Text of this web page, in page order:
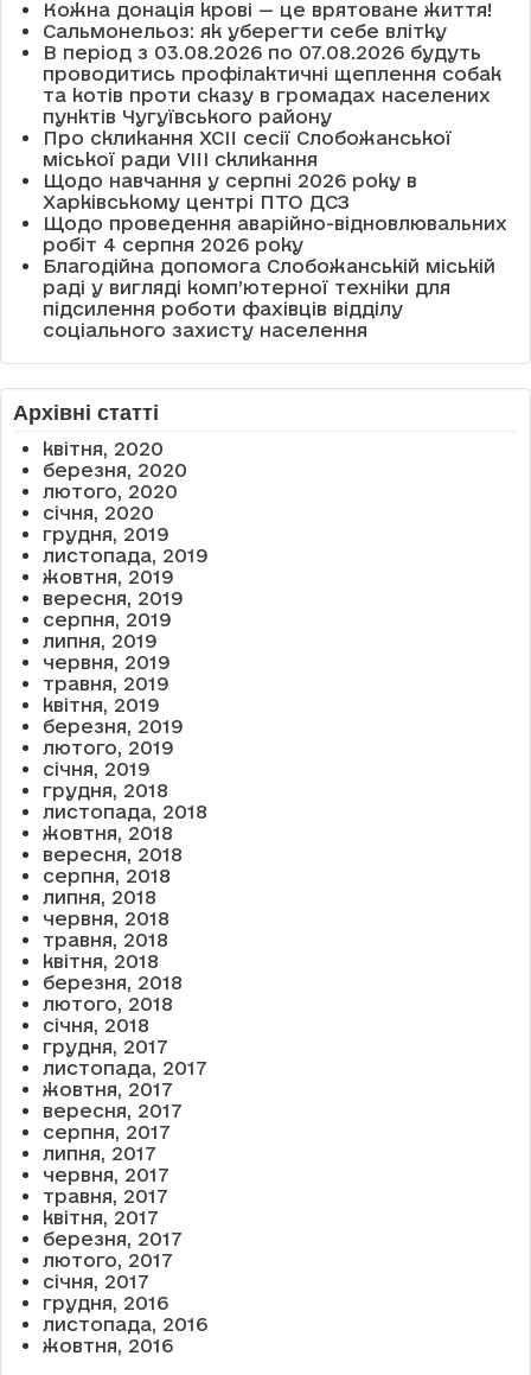
Кожна донація крові — це врятоване життя!
Сальмонельоз: як уберегти себе влітку
В період з 03.08.2026 по 07.08.2026 будуть
проводитись профілактичні щеплення собак
та котів проти сказу в громадах населених
пунктів Чугуївського району
Про скликання XCII сесії Слобожанської
міської ради VIII скликання
Щодо навчання у серпні 2026 року в
Харківському центрі ПТО ДСЗ
Щодо проведення аварійно-відновлювальних
робіт 4 серпня 2026 року
Благодійна допомога Слобожанській міській
раді у вигляді комп’ютерної техніки для
підсилення роботи фахівців відділу
соціального захисту населення
Архівні статті
квітня, 2020
березня, 2020
лютого, 2020
січня, 2020
грудня, 2019
листопада, 2019
жовтня, 2019
вересня, 2019
серпня, 2019
липня, 2019
червня, 2019
травня, 2019
квітня, 2019
березня, 2019
лютого, 2019
січня, 2019
грудня, 2018
листопада, 2018
жовтня, 2018
вересня, 2018
серпня, 2018
липня, 2018
червня, 2018
травня, 2018
квітня, 2018
березня, 2018
лютого, 2018
січня, 2018
грудня, 2017
листопада, 2017
жовтня, 2017
вересня, 2017
серпня, 2017
липня, 2017
червня, 2017
травня, 2017
квітня, 2017
березня, 2017
лютого, 2017
січня, 2017
грудня, 2016
листопада, 2016
жовтня, 2016